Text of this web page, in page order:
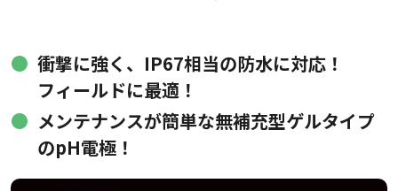
衝撃に強く、IP67相当の防水に対応！
フィールドに最適！
メンテナンスが簡単な無補充型ゲルタイプ
のpH電極！